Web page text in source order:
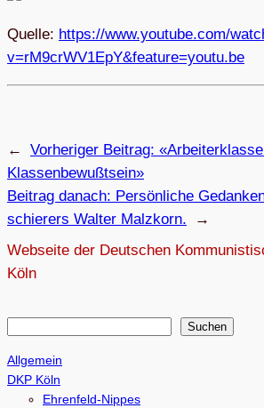
Quelle: https://www.youtube.com/
v=rM9crWV1EpY&feature=youtu.be
← Vorheriger Beitrag:
Klassenbewußtsein»
Beitrag danach: Per­sön­li­che
schie­rers Wal­ter Malzkorn.
→
Webseite der Deutschen
Köln
c
Suchen
Allgemein
DKP Köln
Ehrenfeld-Nippes